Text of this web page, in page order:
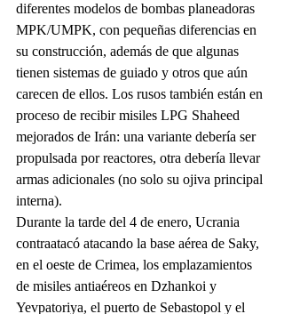
diferentes modelos de bombas planeadoras
MPK/UMPK, con pequeñas diferencias en
su construcción, además de que algunas
tienen sistemas de guiado y otros que aún
carecen de ellos. Los rusos también están en
proceso de recibir misiles LPG Shaheed
mejorados de Irán: una variante debería ser
propulsada por reactores, otra debería llevar
armas adicionales (no solo su ojiva principal
interna).
Durante la tarde del 4 de enero, Ucrania
contraatacó atacando la base aérea de Saky,
en el oeste de Crimea, los emplazamientos
de misiles antiaéreos en Dzhankoi y
Yevpatoriya, el puerto de Sebastopol y el